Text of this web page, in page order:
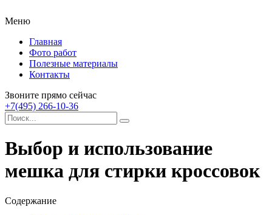
Меню
Главная
Фото работ
Полезные материалы
Контакты
Звоните прямо сейчас
+7(495) 266-10-36
Выбор и использование
мешка для стирки кроссовок
Содержание